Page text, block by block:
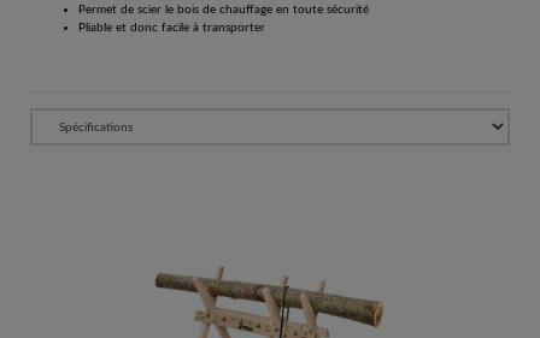
Permet de scier le bois de chauffage en toute sécurité
Pliable et donc facile à transporter